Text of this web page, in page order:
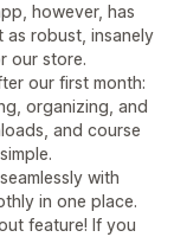
however, has
robust, insanely
our store.
our first month:
organizing, and
and course
with
in one place.
feature! If you